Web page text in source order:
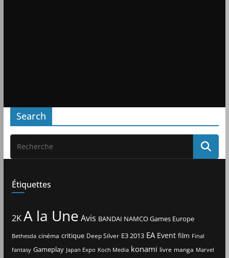
Search
Étiquettes
2KA la Une Avis BANDAI NAMCO Games Europe
Bethesda cinéma critique Deep Silver E3 2013 EA Event film Final
fantasy Gameplay Japan Expo Koch Media konami livre manga Marvel